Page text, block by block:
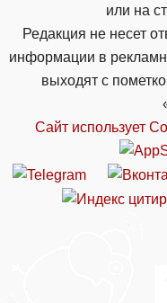
или на
Редакция не несет
информации в
выходят с
Сайт использует